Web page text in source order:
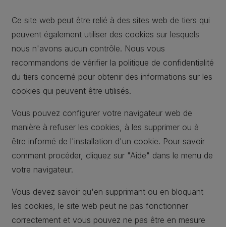
Ce site web peut être relié à des sites web de tiers qui
peuvent également utiliser des cookies sur lesquels
nous n'avons aucun contrôle. Nous vous
recommandons de vérifier la politique de confidentialité
du tiers concerné pour obtenir des informations sur les
cookies qui peuvent être utilisés.
Vous pouvez configurer votre navigateur web de
manière à refuser les cookies, à les supprimer ou à
être informé de l'installation d'un cookie. Pour savoir
comment procéder, cliquez sur "Aide" dans le menu de
votre navigateur.
Vous devez savoir qu'en supprimant ou en bloquant
les cookies, le site web peut ne pas fonctionner
correctement et vous pouvez ne pas être en mesure